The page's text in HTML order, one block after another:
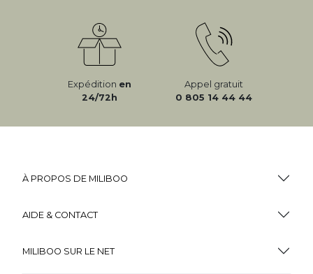
Expédition en
24/72h
Appel gratuit
0 805 14 44 44
À PROPOS DE MILIBOO
AIDE & CONTACT
MILIBOO SUR LE NET